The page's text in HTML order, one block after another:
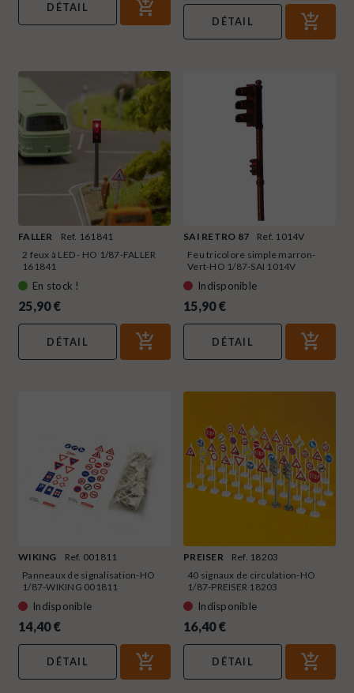
DÉTAIL
DÉTAIL
FALLER
Ref. 161841
2 feux à LED - HO 1/87-FALLER
161841
En stock !
25,90 €
DÉTAIL
SAI RETRO 87
Ref. 1014V
Feu tricolore simple marron-
Vert-HO 1/87-SAI 1014V
Indisponible
15,90 €
DÉTAIL
WIKING
Ref. 001811
Panneaux de signalisation-HO
1/87-WIKING 001811
Indisponible
14,40 €
DÉTAIL
PREISER
Ref. 18203
40 signaux de circulation-HO
1/87-PREISER 18203
Indisponible
16,40 €
DÉTAIL